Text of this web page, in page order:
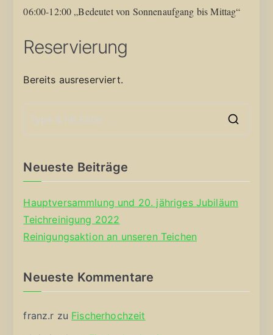
06:00-12:00 „Bedeutet von Sonnenaufgang bis Mittag“
Reservierung
Bereits ausreserviert.
Neueste Beiträge
Hauptversammlung und 20. jähriges Jubiläum
Teichreinigung 2022
Reinigungsaktion an unseren Teichen
Neueste Kommentare
franz.r zu Fischerhochzeit